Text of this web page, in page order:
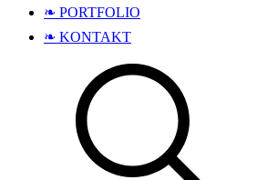
❧ PORTFOLIO
❧ KONTAKT